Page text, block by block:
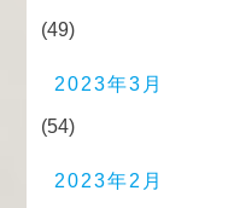
(49)
2023年3月
(54)
2023年2月